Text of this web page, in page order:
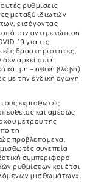
ρυθμίσεις
μεταξύ ιδιωτών
εισάγοντας
την αντιμετώπιση
19 για τις
δραστηριότητες,
αρκεί αυτή
και μη – ηθική βλάβη)
με την ένδικη αγωγή
τους εκμισθωτές
και αμέσως
μέτρου της
τη
προβλεπόμενα,
συνεπεία
συμπεριφορά
ρυθμίσεων και έτσι
μισθωμάτων».